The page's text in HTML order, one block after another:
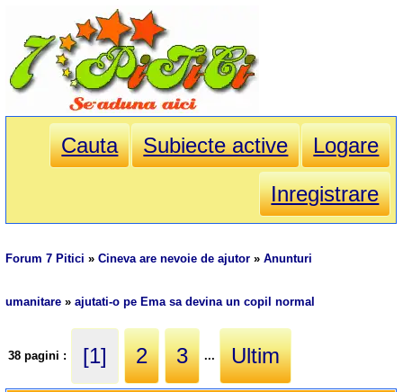
Cauta Subiecte active
Logare
Inregistrare
Forum 7 Pitici »Cineva are nevoie de ajutor »Anunturi
umanitare »ajutati-o pe Ema sa devina un copil normal
38 pagini : [1] 2 3 ... Ultim